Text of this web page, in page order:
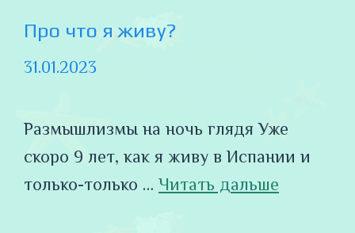
Про что я живу?
31.01.2023
Размышлизмы на ночь глядя Уже
скоро 9 лет, как я живу в Испании и
только-только … Читать дальше